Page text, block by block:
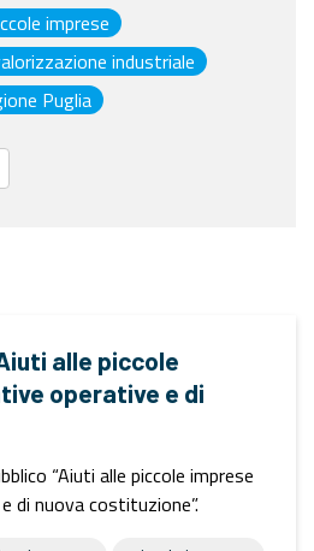
imprese
industriale
Puglia
alle piccole
operative e di
“Aiuti alle piccole imprese
di nuova costituzione”.